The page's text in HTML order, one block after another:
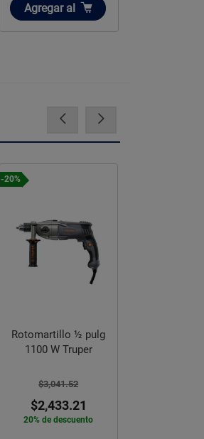
Añadir
Agregar al
-20%
Rotomartillo ½ pulg
1100 W Truper
$3,041.52
$2,433.21
20% de descuento